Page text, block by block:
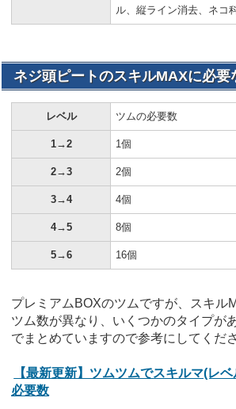
ル、縦ライン消去、ネコ
ネジ頭ピートのスキルMAXに必要
レベル ツムの必要数
1→2 1個
2→3 2個
3→4 4個
4→5 8個
5→6 16個
プレミアムBOXのツムですが、スキル
ツム数が異なり、いくつかのタイプが
でまとめていますので参考にしてくださ
【最新更新】ツムツムでスキルマ(レ
必要数